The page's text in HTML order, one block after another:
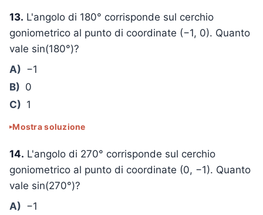
13. L'angolo di 180° corrisponde sul cerchio
goniometrico al punto di coordinate (−1, 0). Quanto
vale sin(180°)?
A) −1
B) 0
C) 1
Mostra soluzione
14. L'angolo di 270° corrisponde sul cerchio
goniometrico al punto di coordinate (0, −1). Quanto
vale sin(270°)?
A) −1